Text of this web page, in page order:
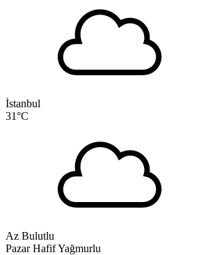
İstanbul
31°C
Az Bulutlu
Pazar Hafif Yağmurlu